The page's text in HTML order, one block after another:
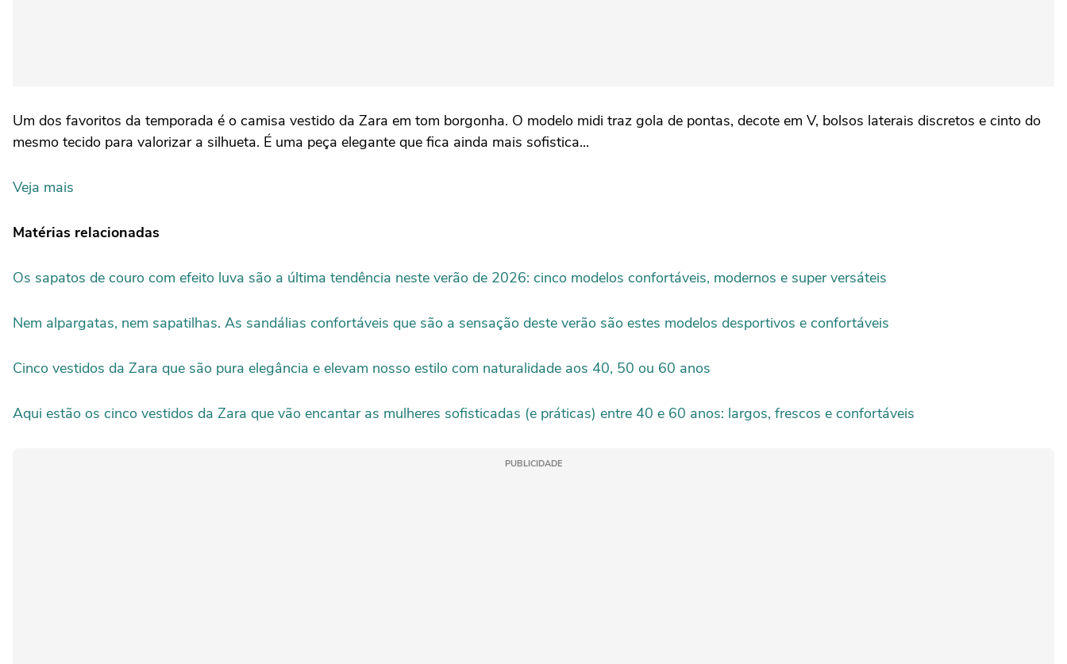
Um dos favoritos da temporada é o camisa vestido da Zara em tom borgonha. O modelo midi traz gola de pontas, decote em V, bolsos laterais discretos e cinto do
mesmo tecido para valorizar a silhueta. É uma peça elegante que fica ainda mais sofistica...
Veja mais
Matérias relacionadas
Os sapatos de couro com efeito luva são a última tendência neste verão de 2026: cinco modelos confortáveis, modernos e super versáteis
Nem alpargatas, nem sapatilhas. As sandálias confortáveis que são a sensação deste verão são estes modelos desportivos e confortáveis
Cinco vestidos da Zara que são pura elegância e elevam nosso estilo com naturalidade aos 40, 50 ou 60 anos
Aqui estão os cinco vestidos da Zara que vão encantar as mulheres sofisticadas (e práticas) entre 40 e 60 anos: largos, frescos e confortáveis
PUBLICIDADE